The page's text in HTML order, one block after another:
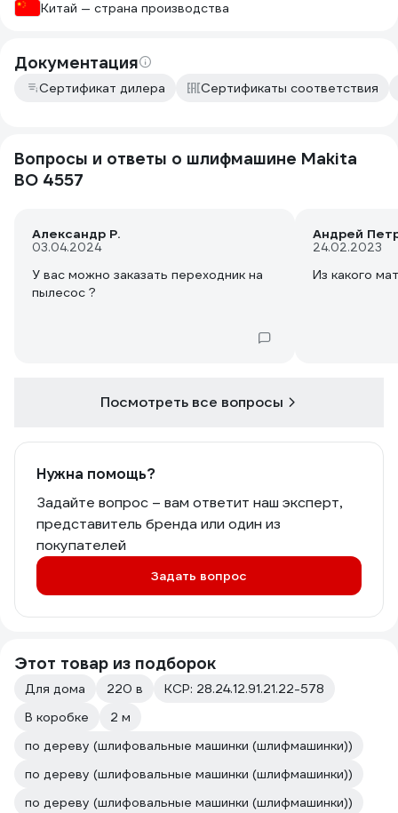
Китай — страна производства
Документация
Сертификат дилера Сертификаты соответствия
Вопросы и ответы о шлифмашине Makita
BO 4557
Александр Р.
03.04.2024
У вас можно заказать переходник на
пылесос ?
Андрей
24.02.2023
Из какого
Посмотреть все вопросы
Нужна помощь?
Задайте вопрос – вам ответит наш эксперт,
представитель бренда или один из
покупателей
Задать вопрос
Этот товар из подборок
Для дома 220 в
КСР: 28.24.12.91.21.22-578
В коробке
2 м
по дереву (шлифовальные машинки (шлифмашинки))
по дереву (шлифовальные машинки (шлифмашинки))
по дереву (шлифовальные машинки (шлифмашинки))